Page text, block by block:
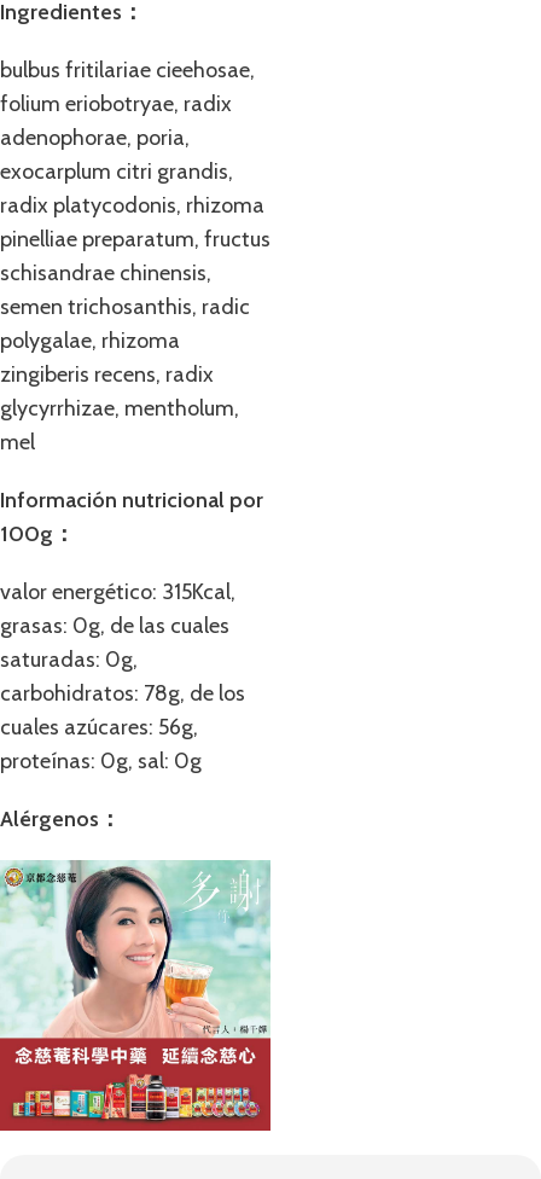
Ingredientes：
bulbus fritilariae cieehosae,
folium eriobotryae, radix
adenophorae, poria,
exocarplum citri grandis,
radix platycodonis, rhizoma
pinelliae preparatum, fructus
schisandrae chinensis,
semen trichosanthis, radic
polygalae, rhizoma
zingiberis recens, radix
glycyrrhizae, mentholum,
mel
Información nutricional por
100g：
valor energético: 315Kcal,
grasas: 0g, de las cuales
saturadas: 0g,
carbohidratos: 78g, de los
cuales azúcares: 56g,
proteínas: 0g, sal: 0g
Alérgenos：